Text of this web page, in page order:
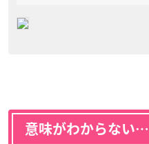
意味がわからない…